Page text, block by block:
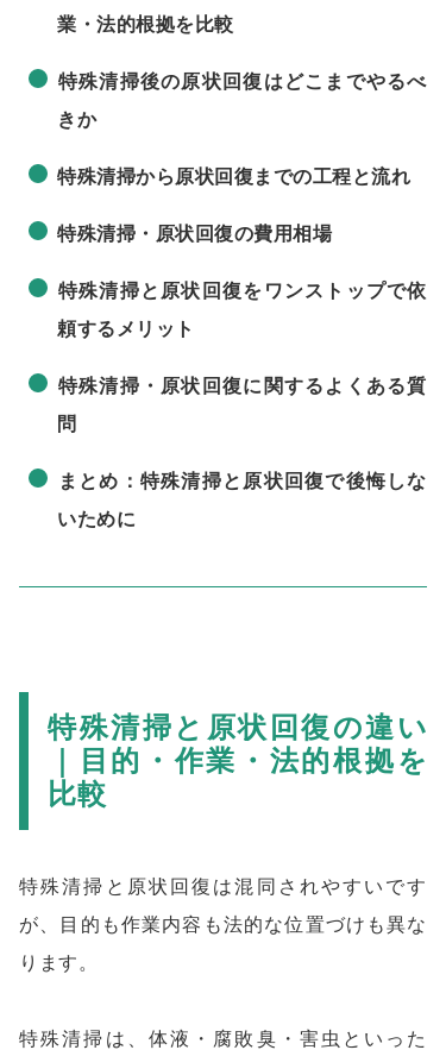
業・法的根拠を比較
特殊清掃後の原状回復はどこまでやるべ
きか
特殊清掃から原状回復までの工程と流れ
特殊清掃・原状回復の費用相場
特殊清掃と原状回復をワンストップで依
頼するメリット
特殊清掃・原状回復に関するよくある質
問
まとめ：特殊清掃と原状回復で後悔しな
いために
特殊清掃と原状回復の違い
｜目的・作業・法的根拠を
比較
特殊清掃と原状回復は混同されやすいです
が、目的も作業内容も法的な位置づけも異な
ります。
特殊清掃は、体液・腐敗臭・害虫といった